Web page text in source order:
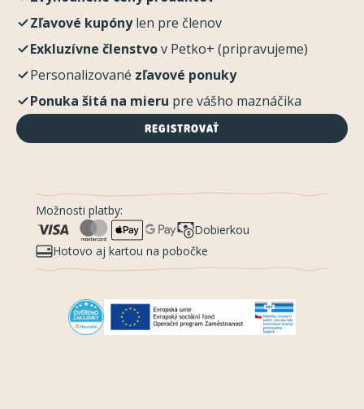
Zľavové kupónylen pre členov
Exkluzívne členstvov Petko+ (pripravujeme)
Personalizované zľavové ponuky
Ponuka šitá na mieru pre vášho maznáčika
REGISTROVAŤ
Možnosti platby:
Dobierkou
Hotovo aj kartou na pobočke